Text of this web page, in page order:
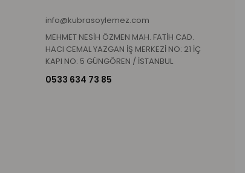
info@kubrasoylemez.com
MEHMET NESİH ÖZMEN MAH. FATİH CAD.
HACI CEMAL YAZGAN İŞ MERKEZİ NO: 21 İÇ
KAPI NO: 5 GÜNGÖREN / İSTANBUL
0533 634 73 85